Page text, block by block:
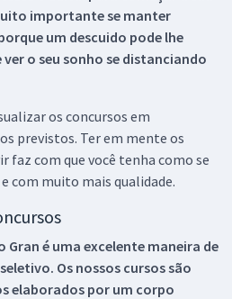
importante se manter
um descuido pode lhe
o seu sonho se distanciando
os concursos em
previstos. Ter em mente os
faz com que você tenha como se
com muito mais qualidade.
Gran é uma excelente maneira de
Os nossos cursos são
elaborados por um corpo